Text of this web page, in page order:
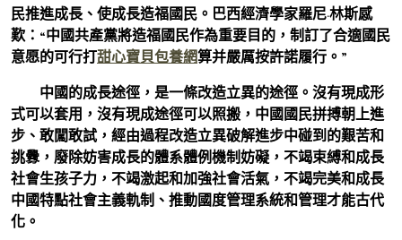
民推進成長、使成長造福國民。巴西經濟學家羅尼·林斯感
歎：“中國共產黨將造福國民作為重要目的，制訂了合適國民
意愿的可行打甜心寶貝包養網算并嚴厲按許諾履行。”
中國的成長途徑，是一條改造立異的途徑。沒有現成形
式可以套用，沒有現成途徑可以照搬，中國國民拼搏朝上進
步、敢闖敢試，經由過程改造立異破解進步中碰到的艱苦和
挑釁，廢除妨害成長的體系體例機制妨礙，不竭束縛和成長
社會生孩子力，不竭激起和加強社會活氣，不竭完美和成長
中國特點社會主義軌制、推動國度管理系統和管理才能古代
化。